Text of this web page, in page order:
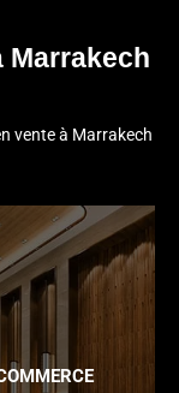
Marrakech
vente à Marrakech